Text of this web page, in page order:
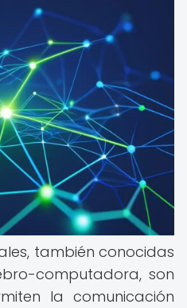
también conocidas
computadora, son
la comunicación